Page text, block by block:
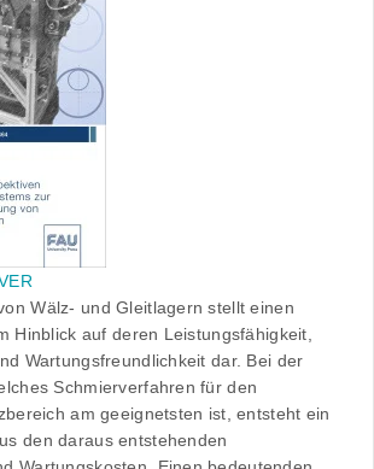
Wälz- und Gleitlagern stellt einen
Hinblick auf deren Leistungsfähigkeit,
Wartungsfreundlichkeit dar. Bei der
Schmierverfahren für den
am geeignetsten ist, entsteht ein
den daraus entstehenden